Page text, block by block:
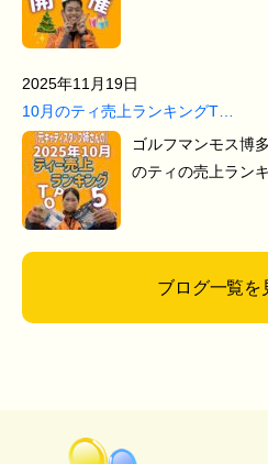
2025年11月19日
10月のティ売上ランキングT…
ゴルフマンモス博
のティの売上ラン
ブログ一覧を